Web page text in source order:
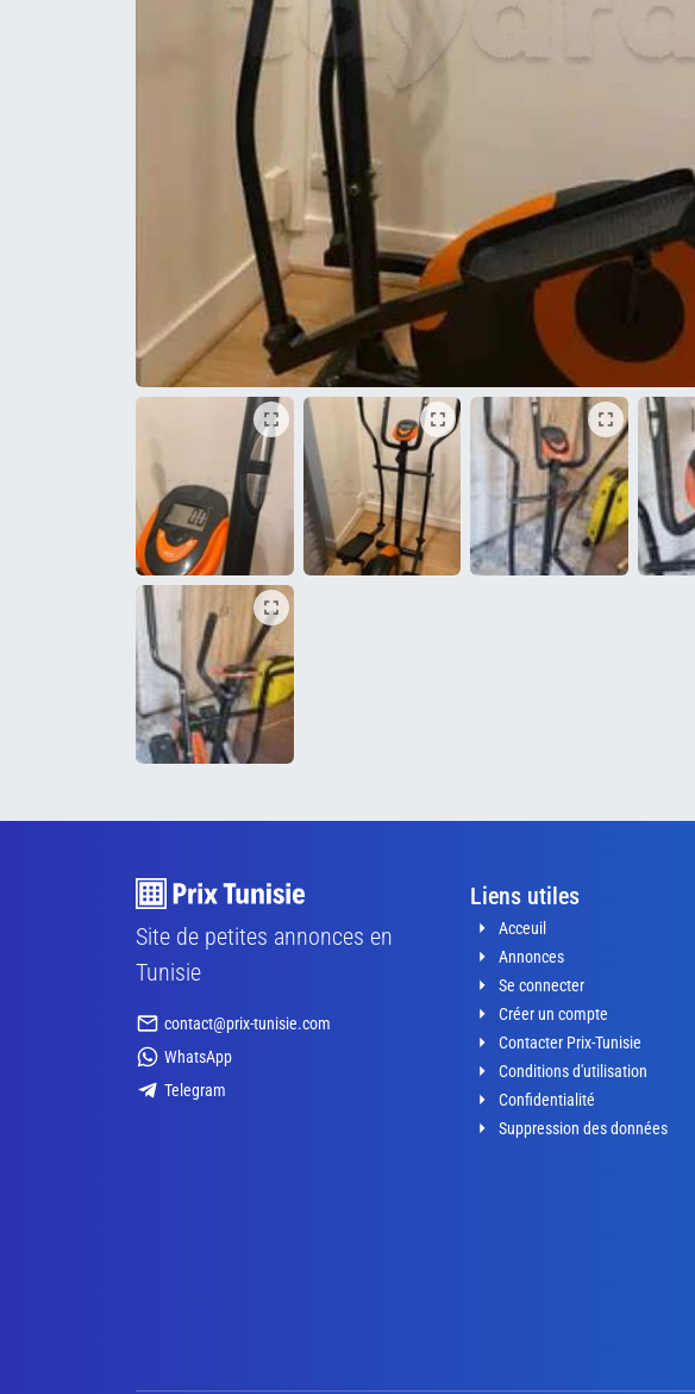
Site de petites annonces en
Tunisie
contact@prix-tunisie.com
WhatsApp
Telegram
Liens utiles
Acceuil
Annonces
Se connecter
Créer un compte
Contacter Prix-Tunisie
Conditions d'utilisation
Confidentialité
Suppression des données